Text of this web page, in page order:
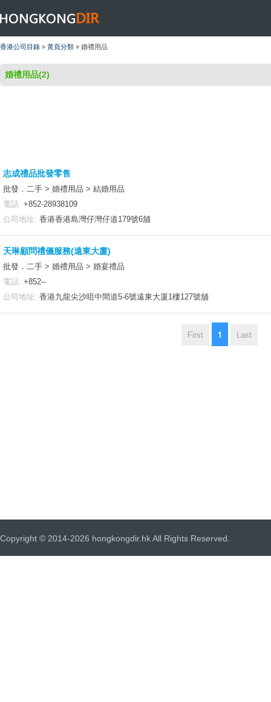
HONGKONGDIR
香港公司目錄 » 黃頁分類 » 婚禮用品
婚禮用品(2)
志成禮品批發零售
批發．二手 > 婚禮用品 > 結婚用品
電話: +852-28938109
公司地址: 香港香港島灣仔灣仔道179號6舖
天琳顧問禮儀服務(遠東大廈)
批發．二手 > 婚禮用品 > 婚宴禮品
電話: +852--
公司地址: 香港九龍尖沙咀中間道5-6號遠東大厦1樓127號舖
First 1 Last
Copyright © 2014-2026 hongkongdir.hk All Rights Reserved.